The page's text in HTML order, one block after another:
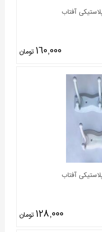
160,000 تومان
128,000 تومان